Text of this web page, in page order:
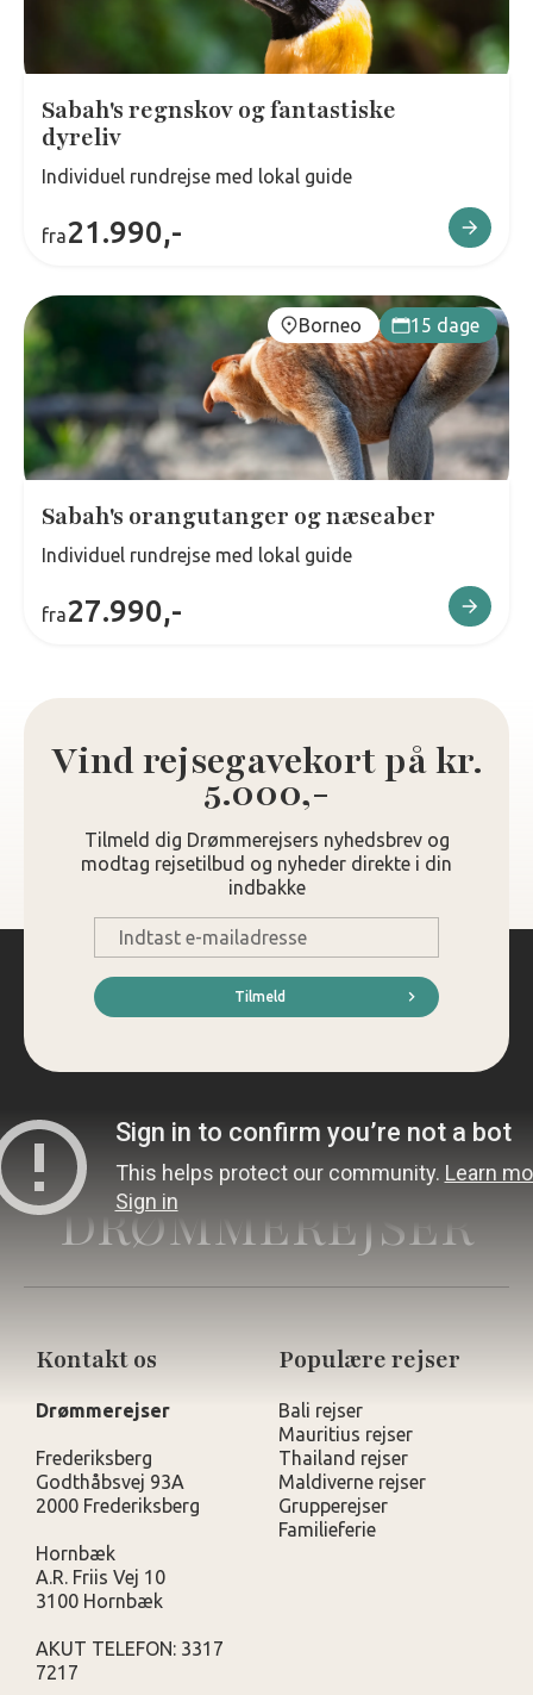
Sabah's regnskov og fantastiske
dyreliv
Individuel rundrejse med lokal guide
fra21.990,-
Borneo 15 dage
Sabah's orangutanger og næseaber
Individuel rundrejse med lokal guide
fra27.990,-
Vind rejsegavekort på kr.
5.000,-
Tilmeld dig Drømmerejsers nyhedsbrev og
modtag rejsetilbud og nyheder direkte i din
indbakke
mail
*
Tilmeld
DRØMMEREJSER
Kontakt os
Drømmerejser
Frederiksberg
Godthåbsvej 93A
2000 Frederiksberg
Hornbæk
A.R. Friis Vej 10
3100 Hornbæk
AKUT TELEFON: 3317
7217
Populære rejser
Bali rejser
Mauritius rejser
Thailand rejser
Maldiverne rejser
Grupperejser
Familieferie